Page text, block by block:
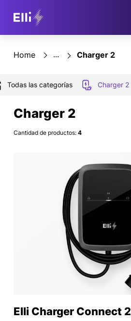
Home TiendaCharger 2
Todas las categorías Charger 2
Charger 2
Cantidad de productos:4
Elli Charger Connect 2